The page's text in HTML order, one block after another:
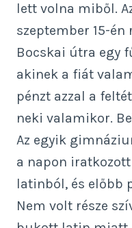
lett volna miből.
szeptember 15-
Bocskai útra egy
akinek a fiát
pénzt azzal a
neki valamikor.
Az egyik
a napon
latinból, és előbb
Nem volt része